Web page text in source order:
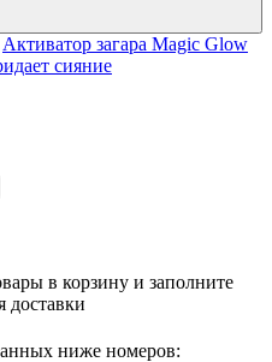
Активатор загара Magic Glow
сияние
в корзину и заполните
доставки
ниже номеров: